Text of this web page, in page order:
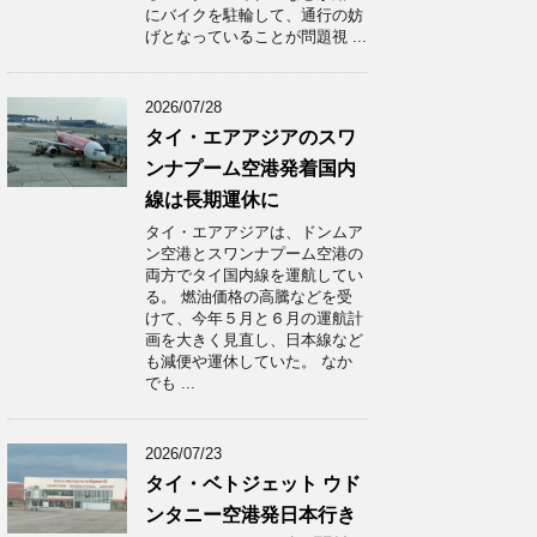
にバイクを駐輪して、通行の妨
げとなっていることが問題視 ...
2026/07/28
タイ・エアアジアのスワ
ンナプーム空港発着国内
線は長期運休に
タイ・エアアジアは、ドンムア
ン空港とスワンナプーム空港の
両方でタイ国内線を運航してい
る。 燃油価格の高騰などを受
けて、今年５月と６月の運航計
画を大きく見直し、日本線など
も減便や運休していた。 なか
でも ...
2026/07/23
タイ・ベトジェット ウド
ンタニー空港発日本行き